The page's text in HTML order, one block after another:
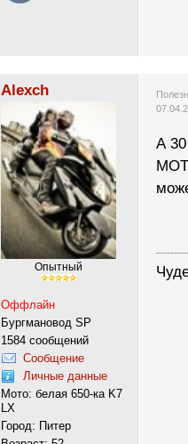
Alexch
Опытный
Оффлайн
Бургмановод SP
1584 сообщений
Сообщение
Личные данные
Мото: белая 650-ка K7
LX
Город: Питер
А